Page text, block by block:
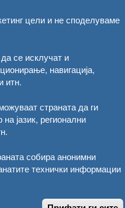
цели и не споделуваме
се исклучат и
навигација,
итн.
страната да ги
јазик, регионални
собира анонимни
технички информации